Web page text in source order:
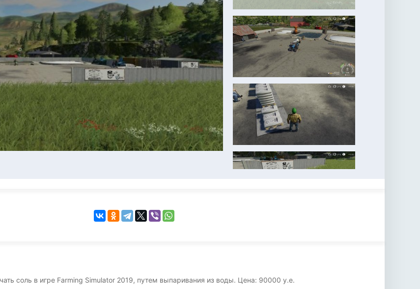
KINGDOM COME:
DELIVERANCE
бродилка
KENSHI
экшн
соль в игре Farming Simulator 2019, путем выпаривания из воды. Цена: 90000 у.е.